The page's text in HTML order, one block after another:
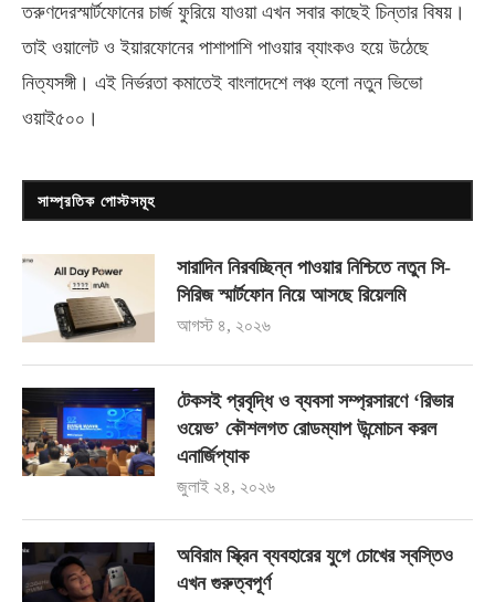
তরুণদেরস্মার্টফোনের চার্জ ফুরিয়ে যাওয়া এখন সবার কাছেই চিন্তার বিষয়।
তাই ওয়ালেট ও ইয়ারফোনের পাশাপাশি পাওয়ার ব্যাংকও হয়ে উঠেছে
নিত্যসঙ্গী। এই নির্ভরতা কমাতেই বাংলাদেশে লঞ্চ হলো নতুন ভিভো
ওয়াই৫০০ ।
সাম্প্রতিক পোস্টসমূহ
সারাদিন নিরবচ্ছিন্ন পাওয়ার নিশ্চিতে নতুন সি-
সিরিজ স্মার্টফোন নিয়ে আসছে রিয়েলমি
আগস্ট ৪, ২০২৬
টেকসই প্রবৃদ্ধি ও ব্যবসা সম্প্রসারণে ‘রিভার
ওয়েভ’ কৌশলগত রোডম্যাপ উন্মোচন করল
এনার্জিপ্যাক
জুলাই ২৪, ২০২৬
অবিরাম স্ক্রিন ব্যবহারের যুগে চোখের স্বস্তিও
এখন গুরুত্বপূর্ণ